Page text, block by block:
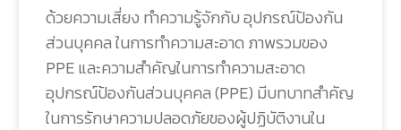
ด้วยความเสี่ยง ทำความรู้จักกับ อุปกรณ์ป้องกัน
ส่วนบุคคล ในการทำความสะอาด ภาพรวมของ
PPE และความสำคัญในการทำความสะอาด
อุปกรณ์ป้องกันส่วนบุคคล (PPE) มีบทบาทสำคัญ
ในการรักษาความปลอดภัยของผู้ปฏิบัติงานใน